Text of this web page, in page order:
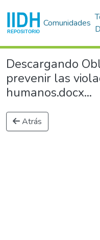
Comunidades
Descargando
prevenir las
humanos.docx...
Atrás